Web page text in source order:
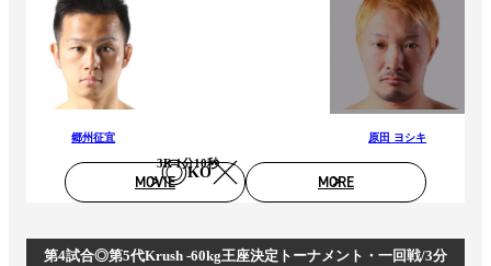
郷州征宜
KO
3R 1分10秒
原田 ヨシキ
MOVIE MORE
第4試合◎第5代Krush -60kg王座決定トーナメント・一回戦/3分